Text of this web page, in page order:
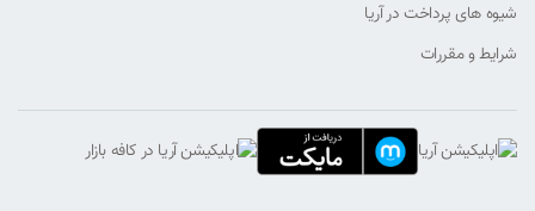
شیوه های پرداخت در آریا
شرایط و مقررات